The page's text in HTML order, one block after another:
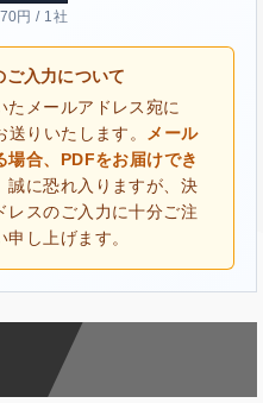
円 / 1社
ご入力について
たメールアドレス宛に
りいたします。
メール
場合、PDFをお届けでき
誠に恐れ入りますが、決
レスのご入力に十分ご注
し上げます。